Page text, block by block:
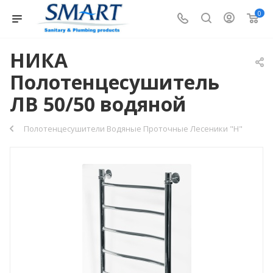
0
НИКА
Полотенцесушитель
ЛВ 50/50 водяной
Полотенцесушители Водяные Проточные Лесеники "H"